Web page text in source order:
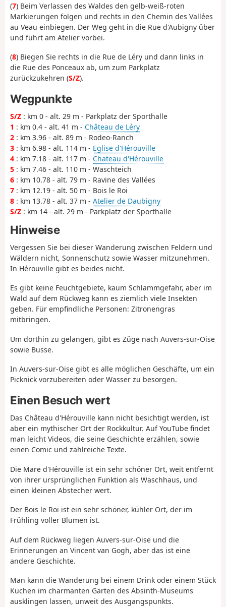
(7) Beim Verlassen des Waldes den gelb-weiß-roten
Markierungen folgen und rechts in den Chemin des Vallées
au Veau einbiegen. Der Weg geht in die Rue d'Aubigny über
und führt am Atelier vorbei.
(8) Biegen Sie rechts in die Rue de Léry und dann links in
die Rue des Ponceaux ab, um zum Parkplatz
zurückzukehren (S/Z).
Wegpunkte
S/Z : km 0 - alt. 29 m - Parkplatz der Sporthalle
1 : km 0.4 - alt. 41 m - Château de Léry
2 : km 3.96 - alt. 89 m - Rodeo-Ranch
3 : km 6.98 - alt. 114 m - Eglise d'Hérouville
4 : km 7.18 - alt. 117 m - Chateau d'Hérouville
5 : km 7.46 - alt. 110 m - Waschteich
6 : km 10.78 - alt. 79 m - Ravine des Vallées
7 : km 12.19 - alt. 50 m - Bois le Roi
8 : km 13.78 - alt. 37 m - Atelier de Daubigny
S/Z : km 14 - alt. 29 m - Parkplatz der Sporthalle
Hinweise
Vergessen Sie bei dieser Wanderung zwischen Feldern und
Wäldern nicht, Sonnenschutz sowie Wasser mitzunehmen.
In Hérouville gibt es beides nicht.
Es gibt keine Feuchtgebiete, kaum Schlammgefahr, aber im
Wald auf dem Rückweg kann es ziemlich viele Insekten
geben. Für empfindliche Personen: Zitronengras
mitbringen.
Um dorthin zu gelangen, gibt es Züge nach Auvers-sur-Oise
sowie Busse.
In Auvers-sur-Oise gibt es alle möglichen Geschäfte, um ein
Picknick vorzubereiten oder Wasser zu besorgen.
Einen Besuch wert
Das Château d'Hérouville kann nicht besichtigt werden, ist
aber ein mythischer Ort der Rockkultur. Auf YouTube findet
man leicht Videos, die seine Geschichte erzählen, sowie
einen Comic und zahlreiche Texte.
Die Mare d'Hérouville ist ein sehr schöner Ort, weit entfernt
von ihrer ursprünglichen Funktion als Waschhaus, und
einen kleinen Abstecher wert.
Der Bois le Roi ist ein sehr schöner, kühler Ort, der im
Frühling voller Blumen ist.
Auf dem Rückweg liegen Auvers-sur-Oise und die
Erinnerungen an Vincent van Gogh, aber das ist eine
andere Geschichte.
Man kann die Wanderung bei einem Drink oder einem Stück
Kuchen im charmanten Garten des Absinth-Museums
ausklingen lassen, unweit des Ausgangspunkts.